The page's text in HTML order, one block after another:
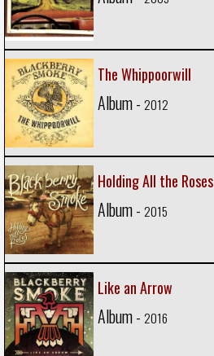
The Whippoorwill
Album - 2012
Holding All the Roses
Album - 2015
Like an Arrow
Album - 2016